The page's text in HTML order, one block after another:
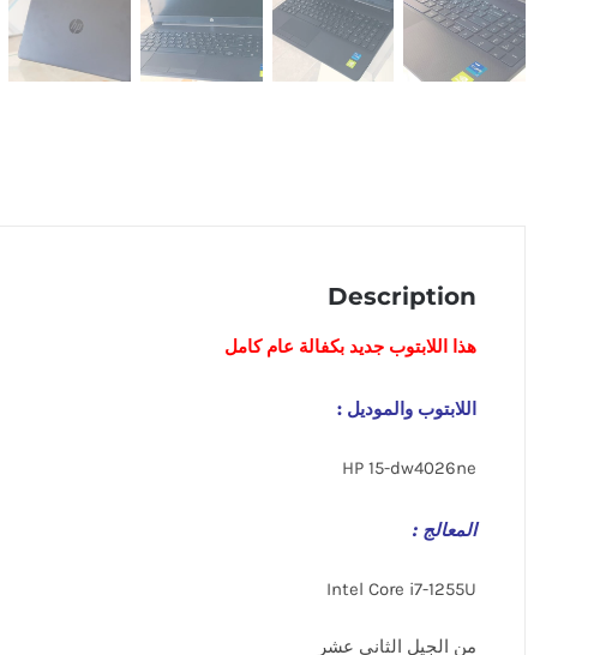
Description
هذا اللابتوب جديد بكفالة عام كامل
اللابتوب والموديل :
HP 15-dw4026ne
المعالج :
Intel Core i7-1255U
من الجيل الثاني عشر